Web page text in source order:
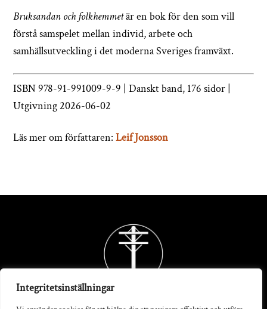
Integritetsinställningar
Bruksandan och folkhemmetär en bok för den som vill
förstå samspelet mellan individ, arbete och
samhällsutveckling i det moderna Sveriges framväxt.
ISBN 978-91-991009-9-9 | Danskt band, 176 sidor |
Utgivning 2026-06-02
Läs mer om författaren:Leif Jonsson
Back
To